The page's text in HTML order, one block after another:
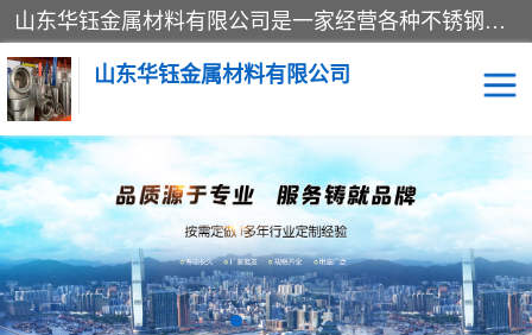
山东华钰金属材料有限公司是一家经营各种不锈钢管材、板材、圆钢、法兰、封头、型材等产品的公司；主营产品有：不锈钢管，激光切割，管件标准件，不锈钢圆钢，不锈钢人孔，不锈钢亮管，不锈钢角钢，不锈钢加工，不锈钢管子，不锈钢工业方管，不锈钢封头，不锈钢法兰，不锈钢阀门，不锈钢槽钢，不锈钢扁钢，不锈钢板等；可为客户制作各种规格的型材及不锈钢配件、非标准件及各种容器具等，能满足客户的不同采购要求。
山东华钰金属材料有限公司
不锈钢管 激光切割
管件标准件 不锈钢圆钢
不锈钢人孔 不锈钢亮管